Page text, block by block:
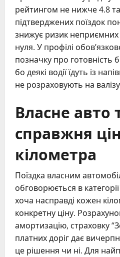
рейтингом не нижче 4.8 та
підтверджених поїздок
знижує ризик
нуля. У профілі
позначку про готовність
бо деякі водії їдуть із
не розраховують на
Власне авто
справжня
кілометра
Поїздка власним
обговорюється в категорії
хоча насправді кожен
конкретну ціну.
амортизацію, страховку
платних доріг дає
це рішення чи ні. Для